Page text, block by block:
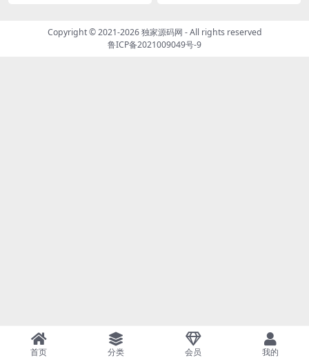
Copyright © 2021-2026独家源码网 - All rights reserved
鲁ICP备2021009049号-9
首页 分类 会员 我的